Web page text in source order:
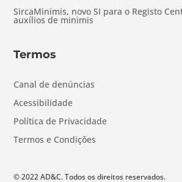
SircaMinimis, novo SI para o Registo
auxílios de minimis
Termos
Canal de denúncias
Acessibilidade
Política de Privacidade
Termos e Condições
© 2022 AD&C. Todos os direitos reservados.